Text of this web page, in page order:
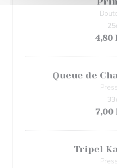
4,80
Queue de
7,00
Tripel